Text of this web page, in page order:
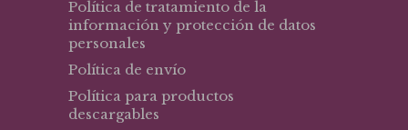
Política de tratamiento de la
información y protección de datos
personales
Política de envío
Política para productos
descargables